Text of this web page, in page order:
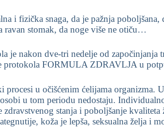
i fizička snaga, da je pažnja
ravan stomak, da noge više ne otiču…
je nakon dve-tri nedelje od započinjanja
protokola FORMULA ZDRAVLJA u
u očišćenim ćelijama organizma.
u tom periodu nedostaju.
stanja i poboljšanje
koža je lepša, seksualna želja i